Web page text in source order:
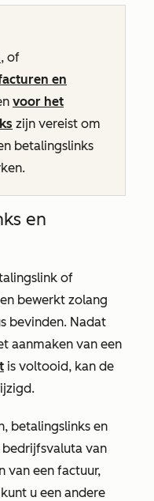
, of
en
voor het
zijn vereist om
betalingslinks
en
of
bewerkt zolang
bevinden. Nadat
aanmaken van een
is voltooid, kan de
betalingslinks en
van
van een factuur,
u een andere